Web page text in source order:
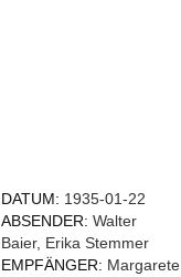
DATUM: 1935-01-22
ABSENDER:Walter
Baier, Erika Stemmer
EMPFÄNGER: Margarete